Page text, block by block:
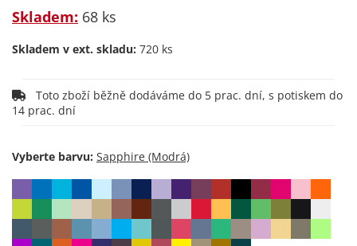
Skladem: 68 ks
Skladem v ext. skladu: 720 ks
14 prac. dní
Vyberte barvu: